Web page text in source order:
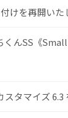
けを再開いた
くんSS《
タマイズ 6.3